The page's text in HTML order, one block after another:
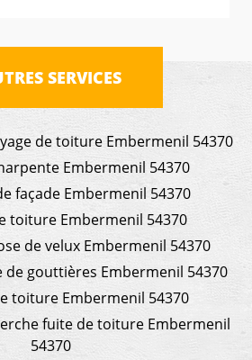
SERVICES
de toiture Embermenil 54370
Embermenil 54370
façade Embermenil 54370
toiture Embermenil 54370
de velux Embermenil 54370
gouttières Embermenil 54370
toiture Embermenil 54370
fuite de toiture Embermenil
54370